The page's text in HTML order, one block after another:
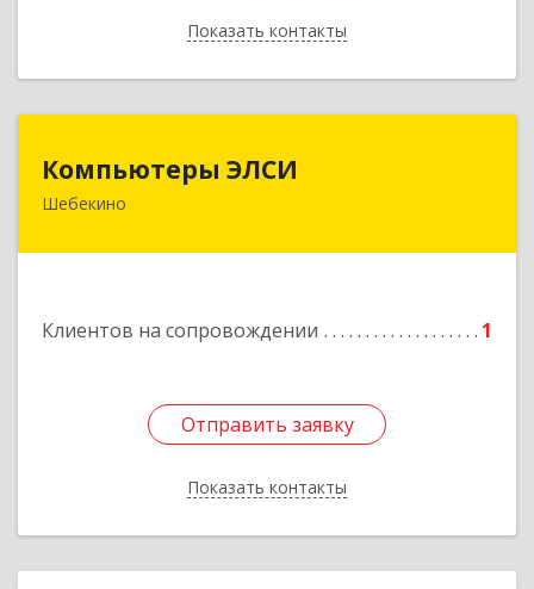
Показать контакты
Назад
Компьютеры ЭЛСИ
Шебекино
Клиентов на сопровождении 1
Отправить заявку
Показать контакты
Отправить заявку
Назад